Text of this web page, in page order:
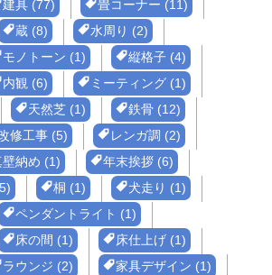
建具 (77)
畳コーナー (11)
蔵 (8)
水周り (2)
モノトーン (1)
縦格子 (4)
内観 (6)
ミーティング (1)
天然芝 (1)
鉄骨 (12)
修工事 (5)
レンガ調 (2)
壁納め (1)
年末挨拶 (6)
桐 (1)
犬走り (1)
ペンダントライト (1)
床の間 (1)
床仕上げ (1)
ラウンジ (2)
家具デザイン (1)